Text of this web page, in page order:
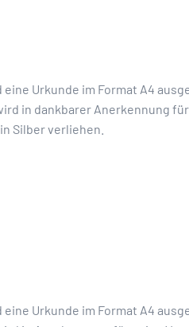
Urkunde im Format A4
in dankbarer Anerkennung
Silber verliehen.
Urkunde im Format A4